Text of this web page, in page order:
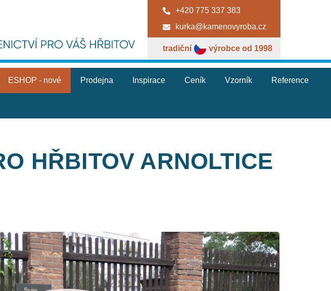
+420 775 337 383
kurka@kamenovyroba.cz
tradiční výrobce od 1998
ESHOP - nové Prodejna Inspirace Ceník Vzorník Reference
HŘBITOV ARNOLTICE